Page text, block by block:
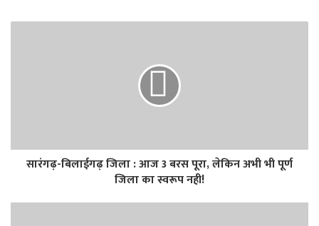
सारंगढ़-बिलाईगढ़ जिला : आज 3 बरस पूरा, लेकिन अभी भी पूर्ण
जिला का स्वरूप नही!